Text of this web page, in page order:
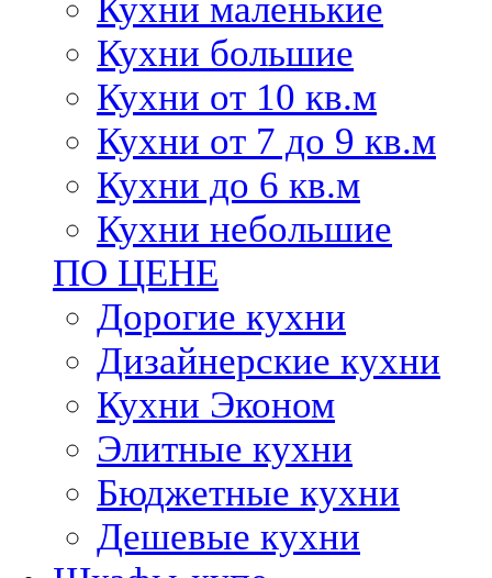
Кухни маленькие
Кухни большие
Кухни от 10 кв.м
Кухни от 7 до 9 кв.м
Кухни до 6 кв.м
Кухни небольшие
ПО ЦЕНЕ
Дорогие кухни
Дизайнерские кухни
Кухни Эконом
Элитные кухни
Бюджетные кухни
Дешевые кухни